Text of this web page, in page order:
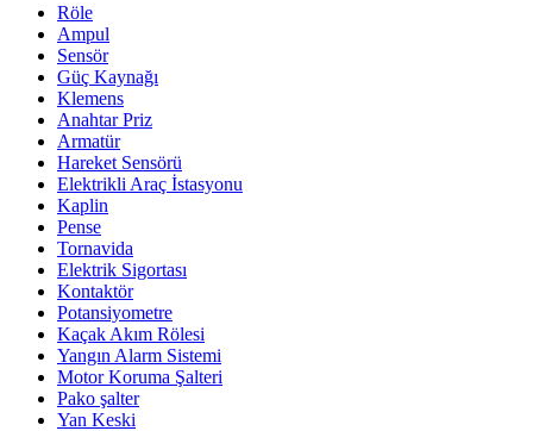
Röle
Ampul
Sensör
Güç Kaynağı
Klemens
Anahtar Priz
Armatür
Hareket Sensörü
Elektrikli Araç İstasyonu
Kaplin
Pense
Tornavida
Elektrik Sigortası
Kontaktör
Potansiyometre
Kaçak Akım Rölesi
Yangın Alarm Sistemi
Motor Koruma Şalteri
Pako şalter
Yan Keski